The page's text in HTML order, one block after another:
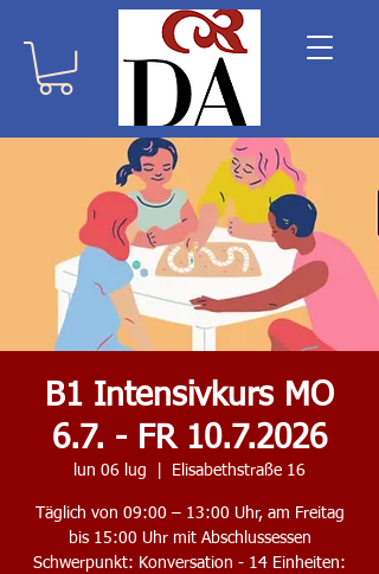
B1 Intensivkurs MO
6.7. - FR 10.7.2026
lun 06 lug Elisabethstraße 16
Täglich von 09:00 – 13:00 Uhr, am Freitag
bis 15:00 Uhr mit Abschlussessen
Schwerpunkt: Konversation - 14 Einheiten: